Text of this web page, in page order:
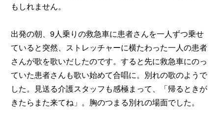
もしれません。
出発の朝、9人乗りの救急車に患者さんを一人ずつ乗せ
ていると突然、ストレッチャーに横たわった一人の患者
さんが歌を歌いだしたのです。すると先に救急車にのっ
ていた患者さんも歌い始めて合唱に。別れの歌のようで
した。見送る介護スタッフも感極まって、「帰るときが
きたらまた来てね」。胸のつまる別れの場面でした。